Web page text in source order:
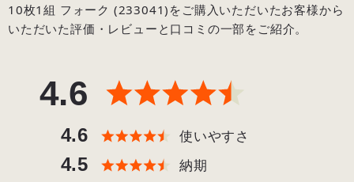
10枚1組 フォーク (233041)をご購入いただいたお客様から
いただいた評価・レビューと口コミの一部をご紹介。
4.6
4.6 使いやすさ
4.5 納期